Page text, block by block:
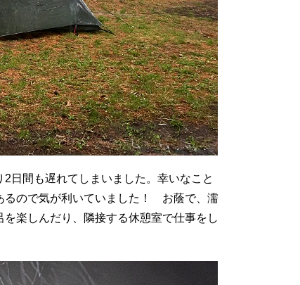
日間も遅れてしまいました。幸いなこと
るので気が利いていました！ お蔭で、濡
楽しんだり、隣接する休憩室で仕事をし